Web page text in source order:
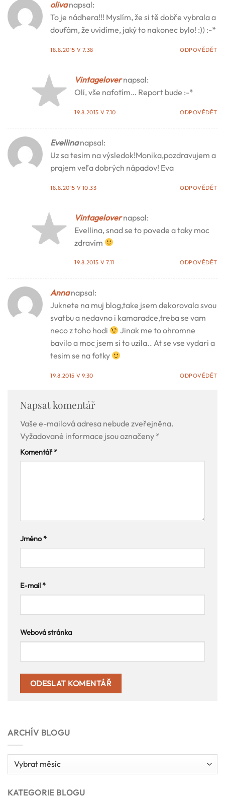
oliva napsal:
To je nádhera!!! Myslím, že si tě dobře vybrala a
doufám, že uvidíme, jaký to nakonec bylo! :)) :-*
18.8.2015 V 7.38 ODPOVĚDĚT
Vintagelover napsal:
Olí, vše nafotím… Report bude :-*
19.8.2015 V 7.10 ODPOVĚDĚT
Evellina napsal:
Uz sa tesim na výsledok!Monika,pozdravujem a
prajem veľa dobrých nápadov! Eva
18.8.2015 V 10.33 ODPOVĚDĚT
Vintagelover napsal:
Evellina, snad se to povede a taky moc
zdravím
19.8.2015 V 7.11 ODPOVĚDĚT
Anna napsal:
Juknete na muj blog,take jsem dekorovala svou
svatbu a nedavno i kamaradce,treba se vam
neco z toho hodi
Jinak me to ohromne
bavilo a moc jsem si to uzila.. At se vse vydari a
tesim se na fotky
19.8.2015 V 9.30 ODPOVĚDĚT
Napsat komentář
Vaše e-mailová adresa nebude zveřejněna.
Vyžadované informace jsou označeny *
Komentář*
Jméno*
E-mail*
Webová stránka
ARCHÍV BLOGU
Archív
blogu
KATEGORIE BLOGU